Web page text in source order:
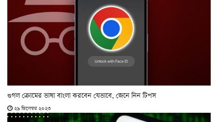
গুগল ক্রোমের ভাষা বাংলা করবেন যেভাবে, জেনে নিন টিপস
২৯ ডিসেম্বর ২০২৩